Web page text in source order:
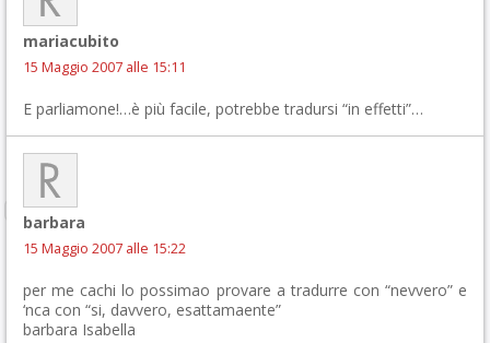
mariacubito
15 Maggio 2007 alle 15:11
E parliamone!…è più facile, potrebbe tradursi “in effetti”…
barbara
15 Maggio 2007 alle 15:22
per me cachi lo possimao provare a tradurre con “nevvero” e
‘nca con “si, davvero, esattamaente”
barbara Isabella